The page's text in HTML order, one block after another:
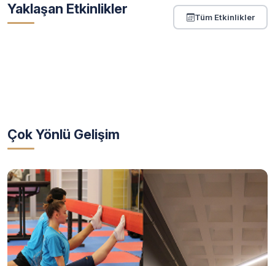
Yaklaşan Etkinlikler
Tüm Etkinlikler
Çok Yönlü Gelişim